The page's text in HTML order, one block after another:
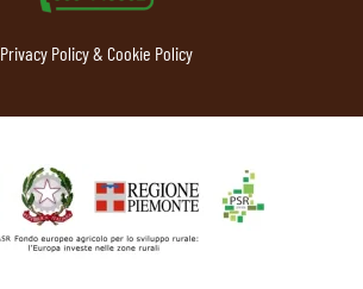
Privacy Policy & Cookie Policy